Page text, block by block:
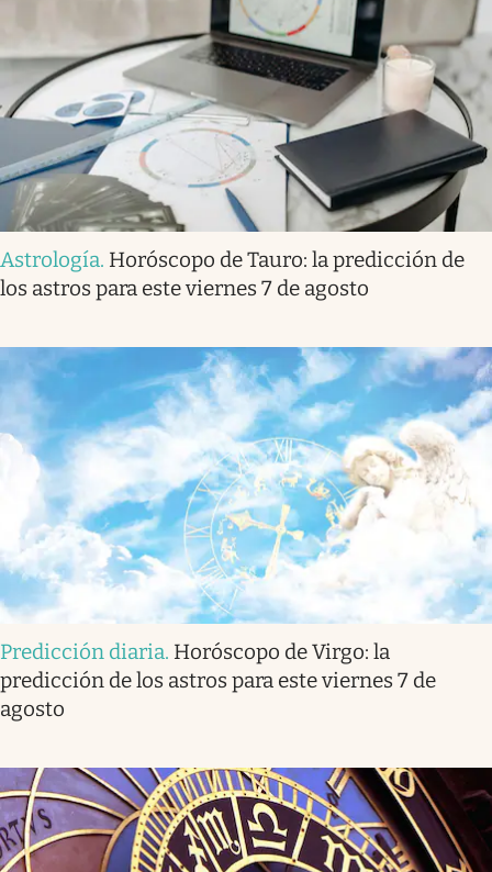
Astrología. Horóscopo de Tauro: la predicción de
los astros para este viernes 7 de agosto
Predicción diaria. Horóscopo de Virgo: la
predicción de los astros para este viernes 7 de
agosto